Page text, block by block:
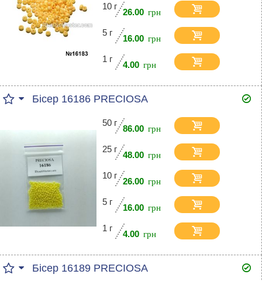
10 г
26.00
5 г
16.00
1 г
4.00
Бісер 16186 PRECIOSA
50 г
86.00
25 г
48.00
10 г
26.00
5 г
16.00
1 г
4.00
Бісер 16189 PRECIOSA